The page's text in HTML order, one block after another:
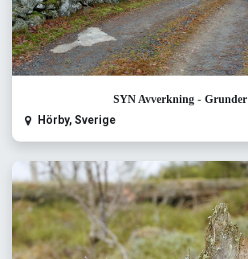
SYN Avverkning - Grunder
Hörby, Sverige